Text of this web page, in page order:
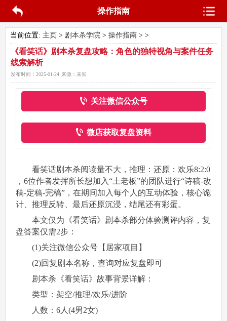
操作指南
当前位置: 主页 > 剧本杀学院> 操作指南> >
《看笑话》剧本杀复盘攻略：角色的独特视角与案件任务
线索解析
发布时间： 2025-01-24 来源： 未知
关注微信公众号
微店获取复盘资料
看笑话剧本杀阅读量不大，推理：还原：欢乐8:2:0
，6位作者发挥所长想加入“土老板”的团队进行“诗稿-改
稿-定稿-完稿”，在期间加入每个人的互动体验，核心诡
计、推理反转、最后还原沉浸，结尾还有彩蛋。
本文仅为《看笑话》剧本杀部分体验测评内容，复
盘答案仅需2步：
(1)关注微信公众号【居家项目】
(2)回复剧本名称，查询对应复盘即可
剧本杀《看笑话》故事背景详解：
类型：架空/推理/欢乐/进阶
人数：6人(4男2女)